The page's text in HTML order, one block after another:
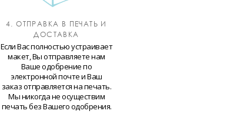
4. ОТПРАВКА В ПЕЧАТЬ И
ДОСТАВКА
Если Вас полностью устраивает
макет, Вы отправляете нам
Ваше одобрение по
электронной почте и Ваш
заказ отправляется на печать.
Мы никогда не осуществим
печать без Вашего одобрения.